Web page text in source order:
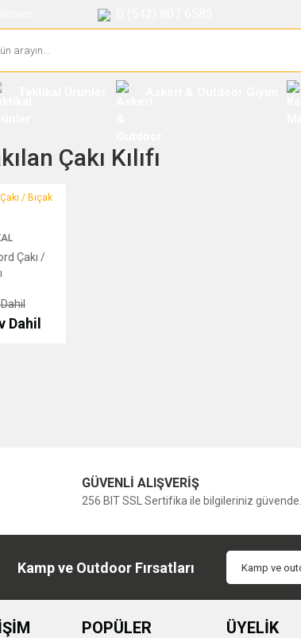
Çakı Kılıfı
Bıçak Kılıfı
Çakı /
Dahil
GÜVENLİ ALIŞVERİŞ
256 BIT SSL Sertifika ile bilgileriniz güvende...
Kamp ve Outdoor Fırsatları
POPÜLER
ÜYELİK